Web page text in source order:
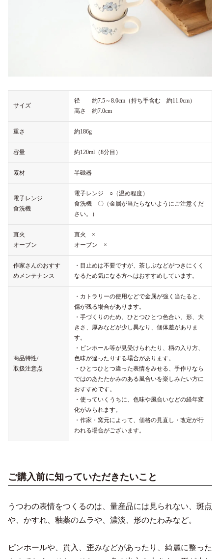
サイズ
径 約7.5～8.0cm（持ち手含む 約11.0cm）
高さ 約7.0cm
重さ 約186g
容量 約120ml（8分目）
素材 半磁器
電子レンジ
食洗機
電子レンジ ○（温め程度）
食洗機 〇（金属が当たらないようにご注意くだ
さい。）
直火
オーブン
直火 ×
オーブン ×
作家さんのおすす
めメンテナンス
・目止めは不要ですが、茶しぶなどがつきにくく
なるため気になる方へはおすすめしています。
商品特性/
取扱注意点
・カトラリーの使用などで金属が強く当たると、
傷が残る場合があります。
・手づくりのため、ひとつひとつ色合い、形、大
きさ、厚みなどが少し異なり、個体差がありま
す。
・ピンホール等が見受けられたり、柄の入り方、
色味が違ったりする場合があります。
・ひとつひとつ違った表情をみせる、手作りなら
ではのあたたかみのある風合いを楽しみたい方に
おすすめです。
・使っていくうちに、色味や風合いなどの経年変
化がみられます。
・作家・窯元によって、価格の見直し・改定が行
われる場合がございます。
ご購入前に知っていただきたいこと
うつわの表情をつくるのは、量産品には見られない、斑点
や、かすれ、釉薬のムラや、濃淡、形のたわみなど。
ピンホールや、貫入、歪みなどがあったり、綺麗に整った